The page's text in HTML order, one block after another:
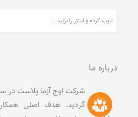
درباره ما
گردید. هدف اصلی